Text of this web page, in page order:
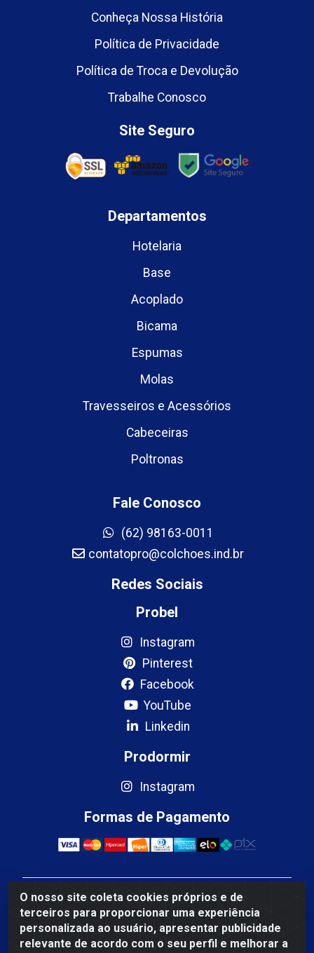
O nosso site coleta cookies próprios e de
terceiros para proporcionar uma experiência
personalizada ao usuário, apresentar publicidade
relevante de acordo com o seu perfil e melhorar a
Conheça Nossa História
Política de Privacidade
Política de Troca e Devolução
Trabalhe Conosco
Site Seguro
Departamentos
Hotelaria
Base
Acoplado
Bicama
Espumas
Molas
Travesseiros e Acessórios
Cabeceiras
Poltronas
Fale Conosco
(62) 98163-0011
contatopro@colchoes.ind.br
Redes Sociais
Probel
Instagram
Pinterest
Facebook
YouTube
Linkedin
Prodormir
Instagram
Formas de Pagamento
Mercosul Espumas Industriais LTDA - Rua 13, SN,
Quadra009 Lote 0007 - Polo Empresarial Goias - Etapa
IV - Aparecida de Goiânia/GO - CEP 74.985-113 - CNPJ
10.755.005/0001-88